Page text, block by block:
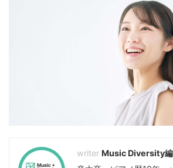
Music Diversity